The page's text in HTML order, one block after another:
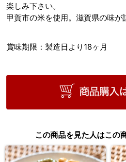
楽しみ下さい。
甲賀市の米を使用。滋賀県の味が
賞味期限：製造日より18ヶ月
この商品を見た人はこの